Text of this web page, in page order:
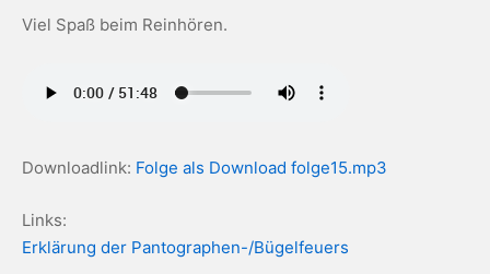
Viel Spaß beim Reinhören.
Downloadlink: Folge als Download folge15.mp3
Links:
Erklärung der Pantographen-/Bügelfeuers